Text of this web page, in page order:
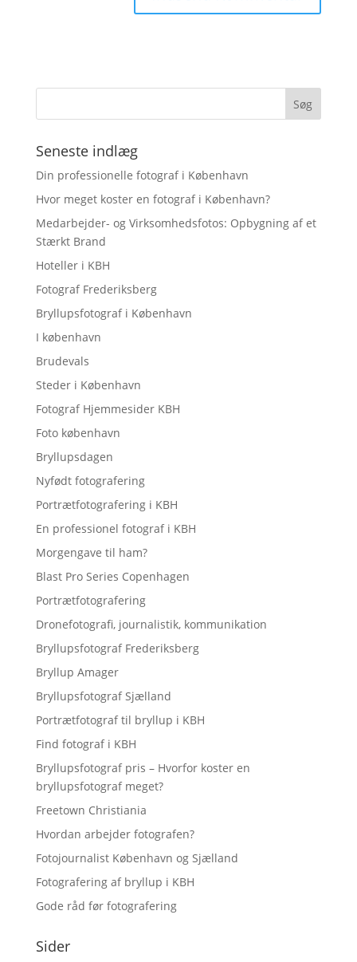
Seneste indlæg
Din professionelle fotograf i København
Hvor meget koster en fotograf i København?
Medarbejder- og Virksomhedsfotos: Opbygning af et
Stærkt Brand
Hoteller i KBH
Fotograf Frederiksberg
Bryllupsfotograf i København
I københavn
Brudevals
Steder i København
Fotograf Hjemmesider KBH
Foto københavn
Bryllupsdagen
Nyfødt fotografering
Portrætfotografering i KBH
En professionel fotograf i KBH
Morgengave til ham?
Blast Pro Series Copenhagen
Portrætfotografering
Dronefotografi, journalistik, kommunikation
Bryllupsfotograf Frederiksberg
Bryllup Amager
Bryllupsfotograf Sjælland
Portrætfotograf til bryllup i KBH
Find fotograf i KBH
Bryllupsfotograf pris – Hvorfor koster en
bryllupsfotograf meget?
Freetown Christiania
Hvordan arbejder fotografen?
Fotojournalist København og Sjælland
Fotografering af bryllup i KBH
Gode råd før fotografering
Sider